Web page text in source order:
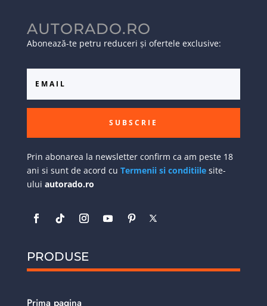
AUTORADO.RO
Abonează-te petru reduceri și ofertele exclusive:
SUBSCRIE
Prin abonarea la newsletter confirm ca am peste 18
ani si sunt de acord cu Termenii si conditiilesite-
ului autorado.ro
PRODUSE
Prima pagina